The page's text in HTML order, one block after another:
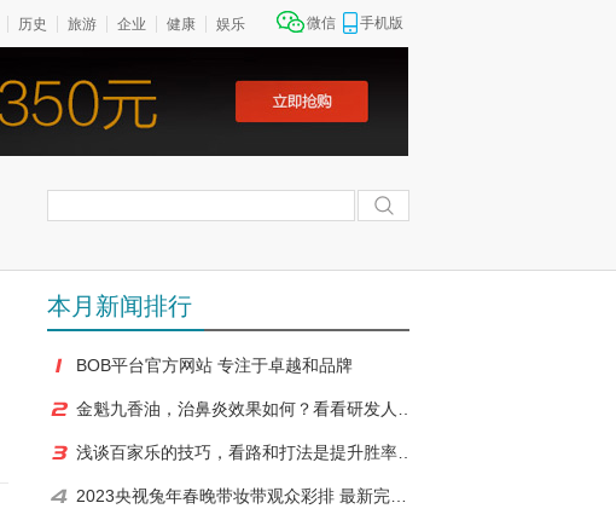
历史 旅游 企业 健康 娱乐 微信 手机版
本月新闻排行
BOB平台官方网站 专注于卓越和品牌